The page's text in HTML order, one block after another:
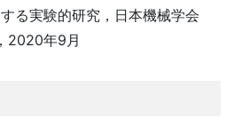
る実験的研究，日本機械学会
2020年9月